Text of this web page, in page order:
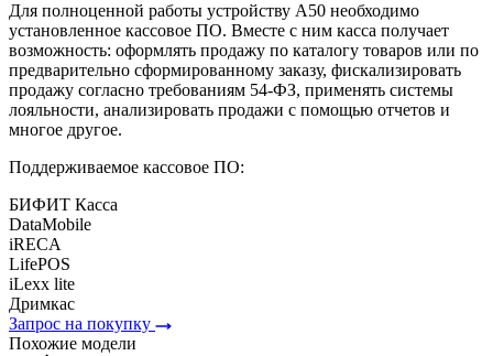
Для полноценной работы устройству А50 необходимо
установленное кассовое ПО. Вместе с ним касса получает
возможность: оформлять продажу по каталогу товаров или по
предварительно сформированному заказу, фискализировать
продажу согласно требованиям 54-ФЗ, применять системы
лояльности, анализировать продажи с помощью отчетов и
многое другое.
Поддерживаемое кассовое ПО:
БИФИТ Касса
DataMobile
iRECA
LifePOS
iLexx lite
Дримкас
Запрос на покупку
Похожие модели